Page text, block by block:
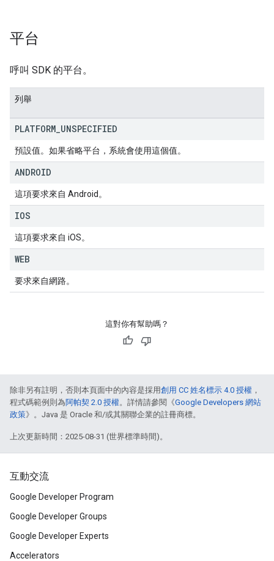
平台
呼叫 SDK 的平台。
列舉
PLATFORM UNSPECIFIED
預設值。如果省略平台，系統會使用這個值。
ANDROID
這項要求來自 Android。
IOS
這項要求來自 iOS。
WEB
要求來自網路。
這對你有幫助嗎？
除非另有註明，否則本頁面中的內容是採用創用 CC 姓名標示 4.0 授權 ，
程式碼範例則為阿帕契 2.0 授權。詳情請參閱《Google Developers 網站
政策》。Java 是 Oracle 和/或其關聯企業的註冊商標。
上次更新時間：2025-08-31 (世界標準時間)。
互動交流
Google Developer Program
Google Developer Groups
Google Developer Experts
Accelerators